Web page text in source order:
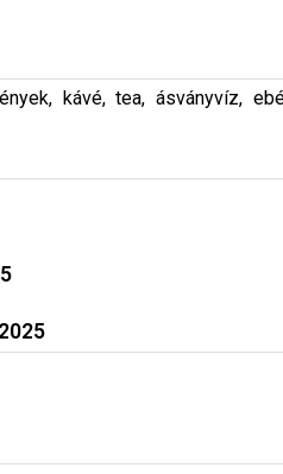
kávé, tea, ásványvíz,